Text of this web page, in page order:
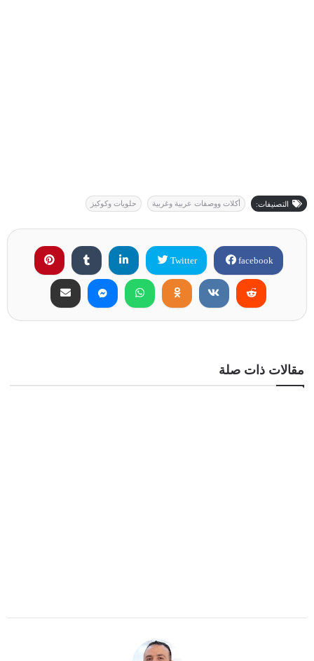
التصنيفات: أكلات ووصفات عربية وغربية حلويات وكوكيز
facebook
Twitter
مقالات ذات صلة